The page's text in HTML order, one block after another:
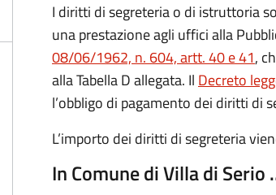
I diritti di segreteria o di istruttoria
una prestazione agli uffici alla
08/06/1962, n. 604, artt. 40 e 41,
alla Tabella D allegata. Il Decreto
l’obbligo di pagamento dei diritti di
L’importo dei diritti di segreteria
In Comune di Villa di Serio